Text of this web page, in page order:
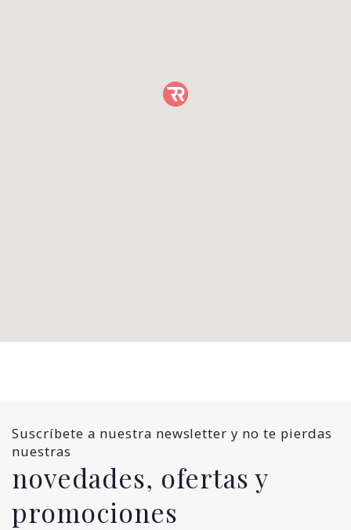
Suscríbete a nuestra newsletter y no te pierdas
nuestras
novedades, ofertas y
promociones